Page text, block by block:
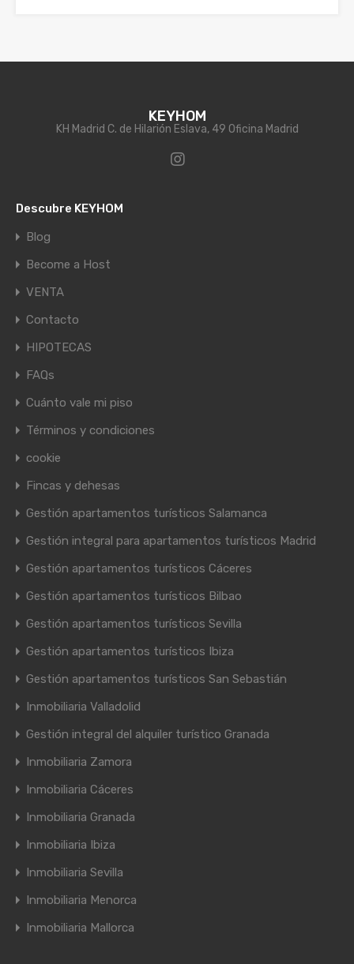
KEYHOM
KH Madrid C. de Hilarión Eslava, 49 Oficina Madrid
Descubre KEYHOM
Blog
Become a Host
VENTA
Contacto
HIPOTECAS
FAQs
Cuánto vale mi piso
Términos y condiciones
cookie
Fincas y dehesas
Gestión apartamentos turísticos Salamanca
Gestión integral para apartamentos turísticos Madrid
Gestión apartamentos turísticos Cáceres
Gestión apartamentos turísticos Bilbao
Gestión apartamentos turísticos Sevilla
Gestión apartamentos turísticos Ibiza
Gestión apartamentos turísticos San Sebastián
Inmobiliaria Valladolid
Gestión integral del alquiler turístico Granada
Inmobiliaria Zamora
Inmobiliaria Cáceres
Inmobiliaria Granada
Inmobiliaria Ibiza
Inmobiliaria Sevilla
Inmobiliaria Menorca
Inmobiliaria Mallorca